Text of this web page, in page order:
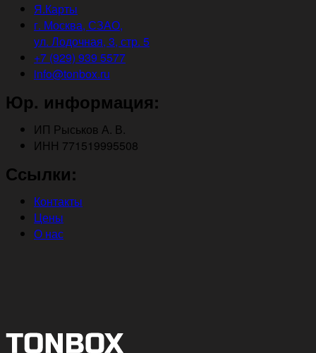
Я.Карты
г. Москва, СЗАО,
ул. Лодочная, 3, стр. 5
+7 (929) 939 5577
info@tonbox.ru
Юр. информация:
ИП Рыськов А. В.
ИНН 771519995508
Ссылки:
Контакты
Цены
О нас